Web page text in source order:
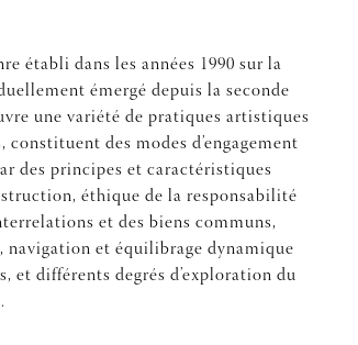
établi dans les années 1990 sur la
émergé depuis la seconde
une variété de pratiques artistiques
des modes d’engagement
des principes et caractéristiques
éthique de la responsabilité
et des biens communs,
et équilibrage dynamique
et différents degrés d’exploration du